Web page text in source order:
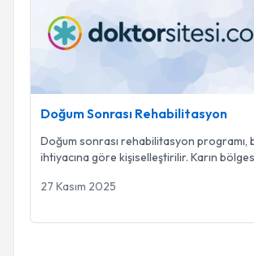
Doğum Sonrası Rehabilitasyon
Doğum sonrası rehabilitasyon programı,
ihtiyacına göre kişiselleştirilir. Karın
27 Kasım 2025